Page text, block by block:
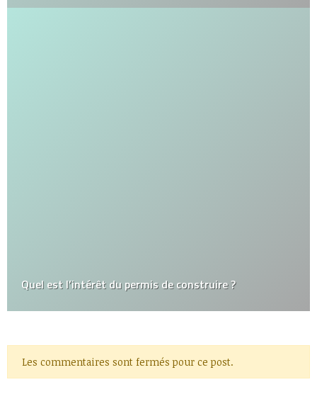
Quel est l’intérêt du permis de construire ?
Les commentaires sont fermés pour ce post.